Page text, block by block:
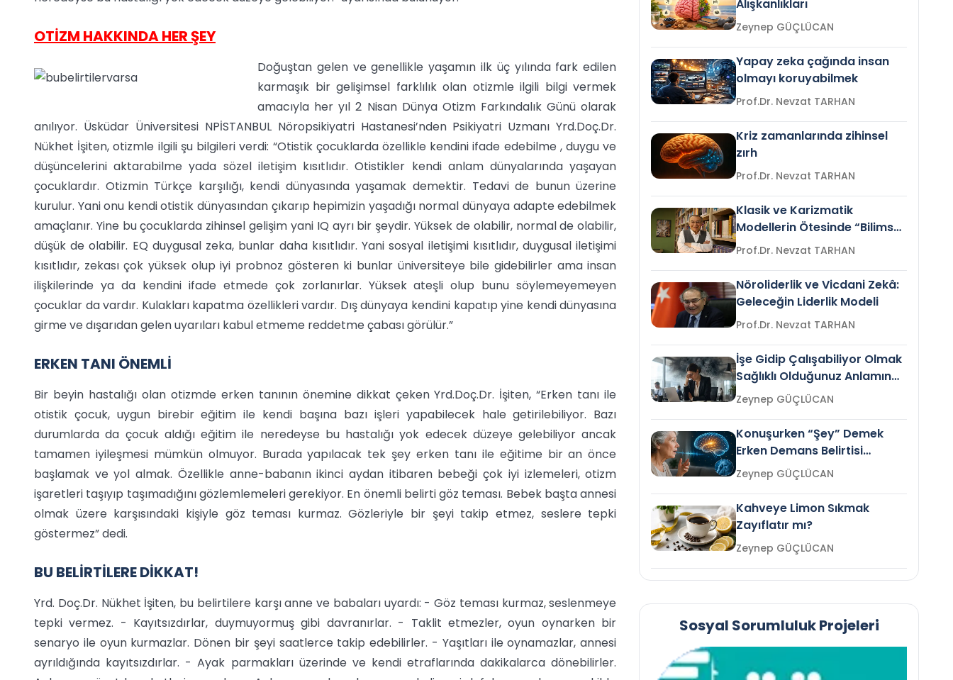
OTİZM HAKKINDA HER ŞEY
Doğuştan gelen ve genellikle yaşamın ilk üç yılında fark edilen
karmaşık bir gelişimsel farklılık olan otizmle ilgili bilgi vermek
amacıyla her yıl 2 Nisan Dünya Otizm Farkındalık Günü olarak
anılıyor. Üsküdar Üniversitesi NPİSTANBUL Nöropsikiyatri Hastanesi’nden Psikiyatri Uzmanı Yrd.Doç.Dr.
Nükhet İşiten, otizmle ilgili şu bilgileri verdi: “Otistik çocuklarda özellikle kendini ifade edebilme , duygu ve
düşüncelerini aktarabilme yada sözel iletişim kısıtlıdır. Otistikler kendi anlam dünyalarında yaşayan
çocuklardır. Otizmin Türkçe karşılığı, kendi dünyasında yaşamak demektir. Tedavi de bunun üzerine
kurulur. Yani onu kendi otistik dünyasından çıkarıp hepimizin yaşadığı normal dünyaya adapte edebilmek
amaçlanır. Yine bu çocuklarda zihinsel gelişim yani IQ ayrı bir şeydir. Yüksek de olabilir, normal de olabilir,
düşük de olabilir. EQ duygusal zeka, bunlar daha kısıtlıdır. Yani sosyal iletişimi kısıtlıdır, duygusal iletişimi
kısıtlıdır, zekası çok yüksek olup iyi probnoz gösteren ki bunlar üniversiteye bile gidebilirler ama insan
ilişkilerinde ya da kendini ifade etmede çok zorlanırlar. Yüksek ateşli olup bunu söylemeyemeyen
çocuklar da vardır. Kulakları kapatma özellikleri vardır. Dış dünyaya kendini kapatıp yine kendi dünyasına
girme ve dışarıdan gelen uyarıları kabul etmeme reddetme çabası görülür.”
ERKEN TANI ÖNEMLİ
Bir beyin hastalığı olan otizmde erken tanının önemine dikkat çeken Yrd.Doç.Dr. İşiten, “Erken tanı ile
otistik çocuk, uygun birebir eğitim ile kendi başına bazı işleri yapabilecek hale getirilebiliyor. Bazı
durumlarda da çocuk aldığı eğitim ile neredeyse bu hastalığı yok edecek düzeye gelebiliyor ancak
tamamen iyileşmesi mümkün olmuyor. Burada yapılacak tek şey erken tanı ile eğitime bir an önce
başlamak ve yol almak. Özellikle anne-babanın ikinci aydan itibaren bebeği çok iyi izlemeleri, otizm
işaretleri taşıyıp taşımadığını gözlemlemeleri gerekiyor. En önemli belirti göz teması. Bebek başta annesi
olmak üzere karşısındaki kişiyle göz teması kurmaz. Gözleriyle bir şeyi takip etmez, seslere tepki
göstermez” dedi.
BU BELİRTİLERE DİKKAT!
Yrd. Doç.Dr. Nükhet İşiten, bu belirtilere karşı anne ve babaları uyardı: - Göz teması kurmaz, seslenmeye
tepki vermez. - Kayıtsızdırlar, duymuyormuş gibi davranırlar. - Taklit etmezler, oyun oynarken bir
senaryo ile oyun kurmazlar. Dönen bir şeyi saatlerce takip edebilirler. - Yaşıtları ile oynamazlar, annesi
ayrıldığında kayıtsızdırlar. - Ayak parmakları üzerinde ve kendi etraflarında dakikalarca dönebilirler.
Alışkanlıkları
Zeynep GÜÇLÜCAN
Yapay zeka çağında insan
olmayı koruyabilmek
Prof.Dr. Nevzat TARHAN
Kriz zamanlarında zihinsel
zırh
Prof.Dr. Nevzat TARHAN
Klasik ve Karizmatik
Modellerin Ötesinde “Bilimsel
Liderlik”
Prof.Dr. Nevzat TARHAN
Nöroliderlik ve Vicdani Zekâ:
Geleceğin Liderlik Modeli
Prof.Dr. Nevzat TARHAN
İşe Gidip Çalışabiliyor Olmak
Sağlıklı Olduğunuz Anlamına
Gelir mi?Zeynep GÜÇLÜCAN
Konuşurken “Şey” Demek
Erken Demans Belirtisi
Olabilir mi?Zeynep GÜÇLÜCAN
Kahveye Limon Sıkmak
Zayıflatır mı?
Zeynep GÜÇLÜCAN
Sosyal Sorumluluk Projeleri